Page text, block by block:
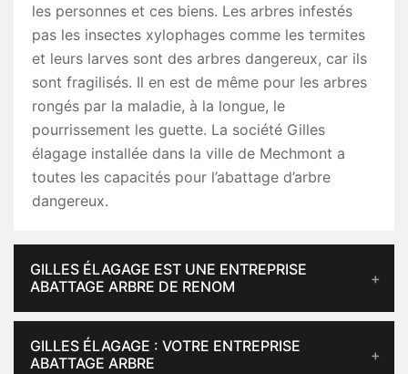
les personnes et ces biens. Les arbres infestés
pas les insectes xylophages comme les termites
et leurs larves sont des arbres dangereux, car ils
sont fragilisés. Il en est de même pour les arbres
rongés par la maladie, à la longue, le
pourrissement les guette. La société Gilles
élagage installée dans la ville de Mechmont a
toutes les capacités pour l’abattage d’arbre
dangereux.
GILLES ÉLAGAGE EST UNE ENTREPRISE
ABATTAGE ARBRE DE RENOM
GILLES ÉLAGAGE : VOTRE ENTREPRISE
ABATTAGE ARBRE